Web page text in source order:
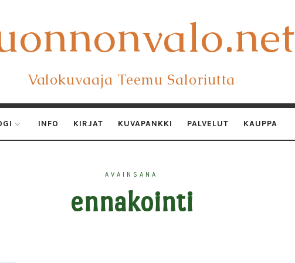
Valokuvaaja Teemu Saloriutta
INFO KIRJAT KUVAPANKKI PALVELUT KAUPPA
AVAINSANA
ennakointi